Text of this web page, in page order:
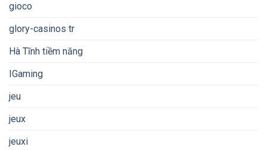
gioco
glory-casinos tr
Hà Tĩnh tiềm năng
IGaming
jeu
jeux
jeuxi